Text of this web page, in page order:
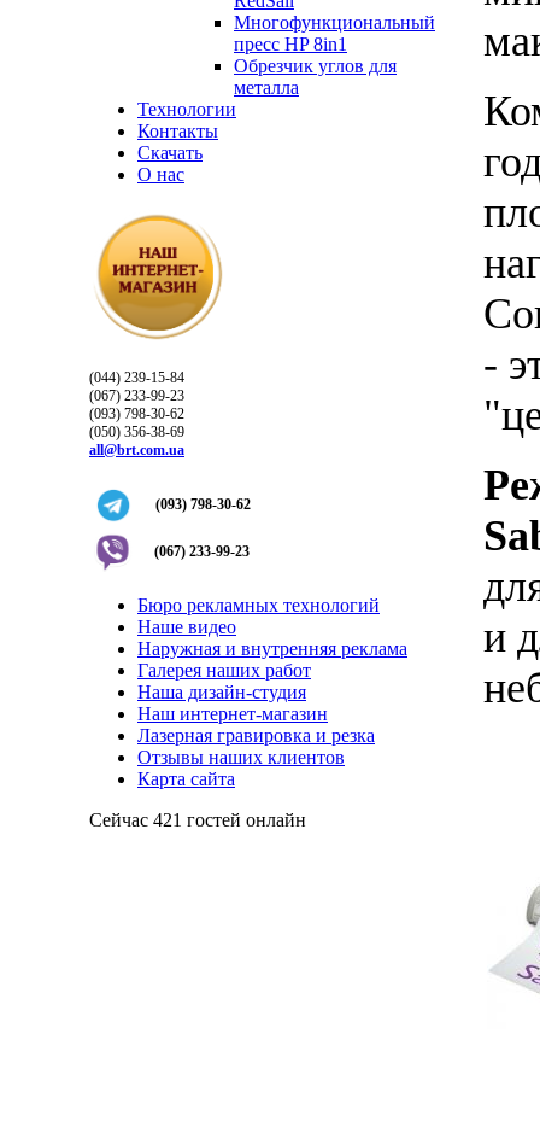
Многофункциональный
пресс HP 8in1
Обрезчик углов для
металла
Технологии
Контакты
Скачать
О нас
(044) 239-15-84
(067) 233-99-23
(093) 798-30-62
(050) 356-38-69
all@brt.com.ua
(093) 798-30-62
(067) 233-99-23
Бюро рекламных технологий
Наше видео
Наружная и внутренняя реклама
Галерея наших работ
Наша дизайн-студия
Наш интернет-магазин
Лазерная гравировка и резка
Отзывы наших клиентов
Карта сайта
Сейчас 421 гостей онлайн
-
и